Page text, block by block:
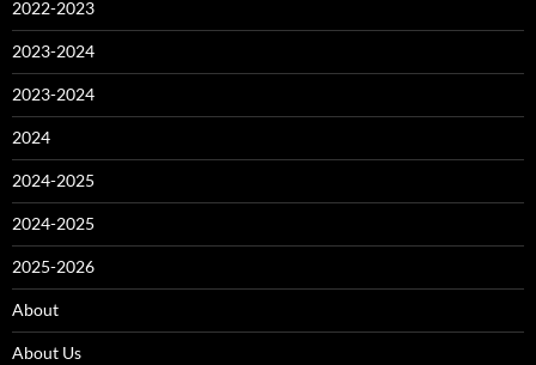
2022-2023
2023-2024
2023-2024
2024
2024-2025
2024-2025
2025-2026
About
About Us